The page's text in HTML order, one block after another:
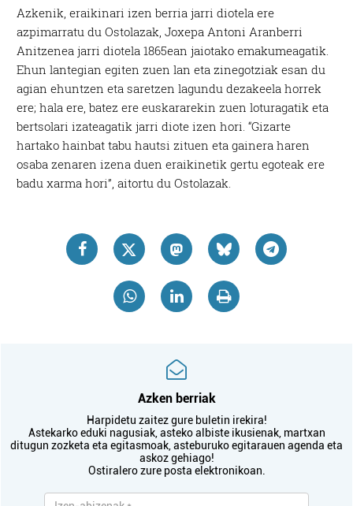
Azkenik, eraikinari izen berria jarri diotela ere
azpimarratu du Ostolazak, Joxepa Antoni Aranberri
Anitzenea jarri diotela 1865ean jaiotako emakumeagatik.
Ehun lantegian egiten zuen lan eta zinegotziak esan du
agian ehuntzen eta saretzen lagundu dezakeela horrek
ere; hala ere, batez ere euskararekin zuen loturagatik eta
bertsolari izateagatik jarri diote izen hori. “Gizarte
hartako hainbat tabu hautsi zituen eta gainera haren
osaba zenaren izena duen eraikinetik gertu egoteak ere
badu xarma hori”, aitortu du Ostolazak.
Azken berriak
Harpidetu zaitez gure buletin irekira!
Astekarko eduki nagusiak, asteko albiste ikusienak, martxan
ditugun zozketa eta egitasmoak, asteburuko egitarauen agenda eta
askoz gehiago!
Ostiralero zure posta elektronikoan.